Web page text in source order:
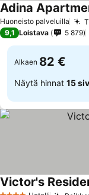
Huoneisto palveluilla
Adina
9,1 Loistava 5 879
Alkaen 82 €
Näytä hinnat 15
Victor's